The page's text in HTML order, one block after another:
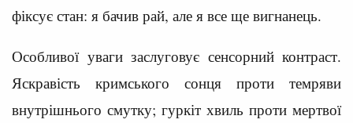
фіксує стан: я бачив рай, але я все ще вигнанець.
Особливої уваги заслуговує сенсорний контраст.
Яскравість кримського сонця проти темряви
внутрішнього смутку; гуркіт хвиль проти мертвої